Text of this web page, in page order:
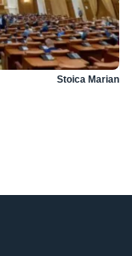
Stoica Marian